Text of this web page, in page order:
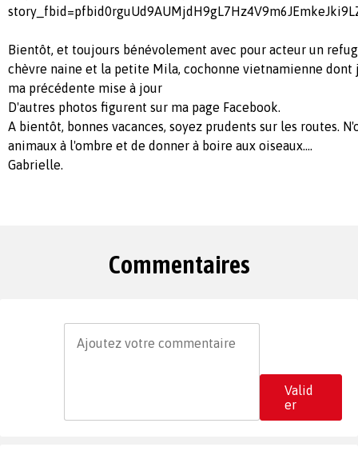
Bientôt, et toujours bénévolement avec pour acteur un
chèvre naine et la petite Mila, cochonne vietnamienne dont
ma précédente mise à jour
D'autres photos figurent sur ma page Facebook.
A bientôt, bonnes vacances, soyez prudents sur les routes.
animaux à l'ombre et de donner à boire aux oiseaux....
Gabrielle.
Commentaires
Valid
er